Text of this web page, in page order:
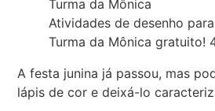
Atividades de desenho
Turma da Mônica gratuito!
A festa junina já passou, mas
lápis de cor e deixá-lo